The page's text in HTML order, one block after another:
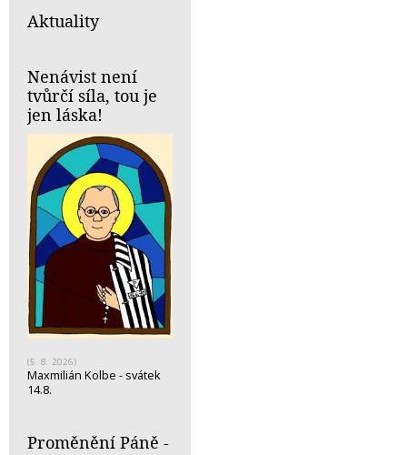
Aktuality
Nenávist není
tvůrčí síla, tou je
jen láska!
(5. 8. 2026)
Maxmilián Kolbe - svátek
14.8.
Proměnění Páně -